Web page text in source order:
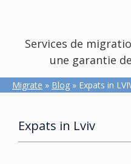
Services de
une garantie
Migrate » Blog » Expats in
Expats in Lviv